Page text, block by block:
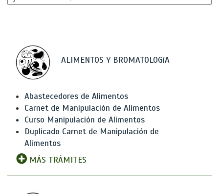
ALIMENTOS Y BROMATOLOGíA
Abastecedores de Alimentos
Carnet de Manipulación de Alimentos
Curso Manipulación de Alimentos
Duplicado Carnet de Manipulación de
Alimentos
MÁS TRÁMITES